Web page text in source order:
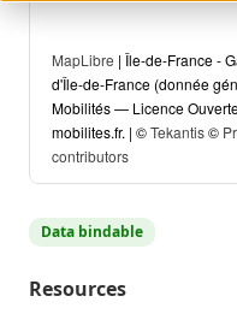
MapLibre | Île-de-France -
d'Île-de-France (donnée
Mobilités — Licence
mobilites.fr. | ©Tekantis©
contributors
Data bindable
Resources